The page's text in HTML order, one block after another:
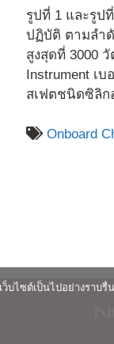
รูปที่ 1 และรูป
ปฏิบัติ ตามลำ
สูงสุดที่ 3000
Instrument เ
สเฟตชนิดซิลิก
Onboard
ว็บไซต์เป็นไปอย่างร